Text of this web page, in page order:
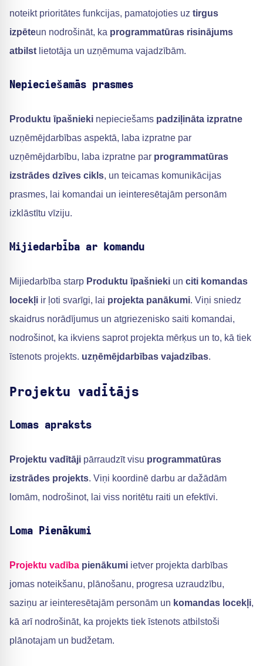
noteikt prioritātes funkcijas, pamatojoties uz tirgus
izpēteun nodrošināt, ka programmatūras risinājums
atbilst lietotāja un uzņēmuma vajadzībām.
Nepieciešamās prasmes
Produktu īpašnieki nepieciešams padziļināta izpratne
uzņēmējdarbības aspektā, laba izpratne par
uzņēmējdarbību, laba izpratne par programmatūras
izstrādes dzīves cikls, un teicamas komunikācijas
prasmes, lai komandai un ieinteresētajām personām
izklāstītu vīziju.
Mijiedarbība ar komandu
Mijiedarbība starp Produktu īpašnieki un citi komandas
locekļi ir ļoti svarīgi, lai projekta panākumi. Viņi sniedz
skaidrus norādījumus un atgriezenisko saiti komandai,
nodrošinot, ka ikviens saprot projekta mērķus un to, kā tiek
īstenots projekts. uzņēmējdarbības vajadzības.
Projektu vadītājs
Lomas apraksts
Projektu vadītāji pārraudzīt visu programmatūras
izstrādes projekts. Viņi koordinē darbu ar dažādām
lomām, nodrošinot, lai viss noritētu raiti un efektīvi.
Loma Pienākumi
Projektu vadība pienākumi ietver projekta darbības
jomas noteikšanu, plānošanu, progresa uzraudzību,
saziņu ar ieinteresētajām personām un komandas locekļi,
kā arī nodrošināt, ka projekts tiek īstenots atbilstoši
plānotajam un budžetam.